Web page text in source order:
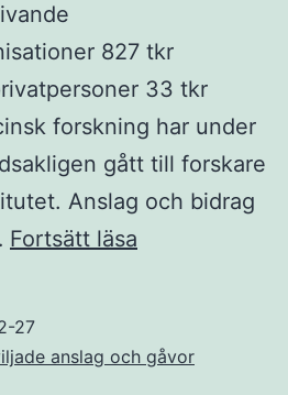
827 tkr
33 tkr
forskning har under
gått till forskare
Anslag och bidrag
Fortsätt läsa
1957-
27
anslag och gåvor